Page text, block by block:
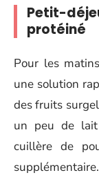
Petit-
protéiné
Pour les
une solution
des fruits
un peu de lait
cuillère de
supplémentaire.